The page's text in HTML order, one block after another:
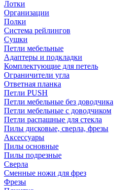
Лотки
Организации
Полки
Система рейлингов
Сушки
Петли мебельные
Адаптеры и подкладки
Комплектующие для петель
Ограничители угла
Ответная планка
Петли PUSH
Петли мебельные без доводчика
Петли мебельные с доводчиком
Петли распашные для стекла
Пилы дисковые, сверла, фрезы
Аксессуары
Пилы основные
Пилы подрезные
Сверла
Сменные ножи для фрез
Фрезы